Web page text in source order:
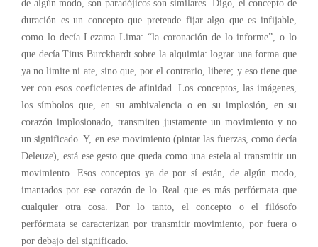
de algún modo, son paradójicos son similares. Digo, el concepto de
duración es un concepto que pretende fijar algo que es infijable,
como lo decía Lezama Lima: “la coronación de lo informe”, o lo
que decía Titus Burckhardt sobre la alquimia: lograr una forma que
ya no limite ni ate, sino que, por el contrario, libere; y eso tiene que
ver con esos coeficientes de afinidad. Los conceptos, las imágenes,
los símbolos que, en su ambivalencia o en su implosión, en su
corazón implosionado, transmiten justamente un movimiento y no
un significado. Y, en ese movimiento (pintar las fuerzas, como decía
Deleuze), está ese gesto que queda como una estela al transmitir un
movimiento. Esos conceptos ya de por sí están, de algún modo,
imantados por ese corazón de lo Real que es más perfórmata que
cualquier otra cosa. Por lo tanto, el concepto o el filósofo
perfórmata se caracterizan por transmitir movimiento, por fuera o
por debajo del significado.